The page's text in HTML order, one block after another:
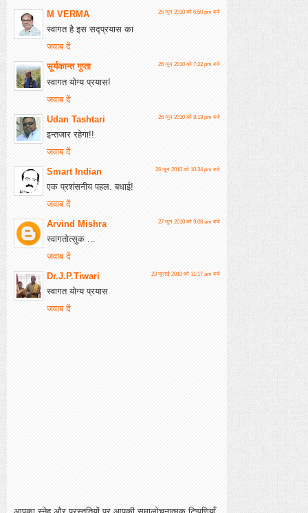
M VERMA
26 जून 2010 को 6:50 pm बजे
स्वागत है इस सद्प्रयास का
जवाब दें
सूर्यकान्त गुप्ता
26 जून 2010 को 7:22 pm बजे
स्वागत योग्य प्रयास!
जवाब दें
Udan Tashtari
26 जून 2010 को 8:13 pm बजे
इन्तजार रहेगा!!
जवाब दें
Smart Indian
26 जून 2010 को 10:34 pm बजे
एक प्रशंसनीय पहल. बधाई!
जवाब दें
Arvind Mishra
27 जून 2010 को 9:08 am बजे
स्वागतोत्सुक ...
जवाब दें
Dr.J.P.Tiwari
23 जुलाई 2010 को 11:17 am बजे
स्वागत योग्य प्रयास
जवाब दें